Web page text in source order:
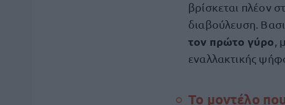
βρίσκεται πλέον
διαβούλευση.
τον πρώτο γύρο
εναλλακτικής
Το μοντέλο